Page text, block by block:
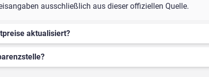
ausschließlich aus dieser offiziellen Quelle.
aktualisiert?